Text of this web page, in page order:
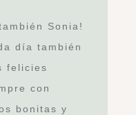
Sonia!
día también
felicies
con
bonitas y